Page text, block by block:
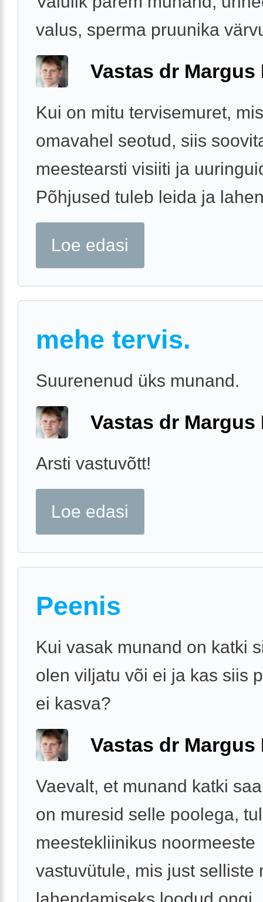
valus, sperma pruunika
Vastas dr Margus
Kui on mitu tervisemuret,
omavahel seotud, siis
meestearsti visiiti ja
Põhjused tuleb leida ja
Loe edasi
mehe tervis.
Suurenenud üks munand.
Vastas dr Margus
Arsti vastuvõtt!
Loe edasi
Peenis
Kui vasak munand on katki
olen viljatu või ei ja kas siis
ei kasva?
Vastas dr Margus
Vaevalt, et munand katki
on muresid selle poolega,
meestekliinikus noormeeste
vastuvütule, mis just selliste